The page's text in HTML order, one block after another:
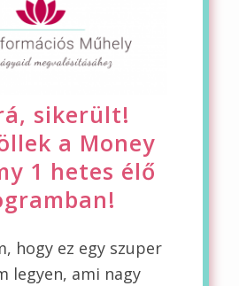
sikerült!
a Money
1 hetes élő
hogy ez egy szuper
legyen, ami nagy